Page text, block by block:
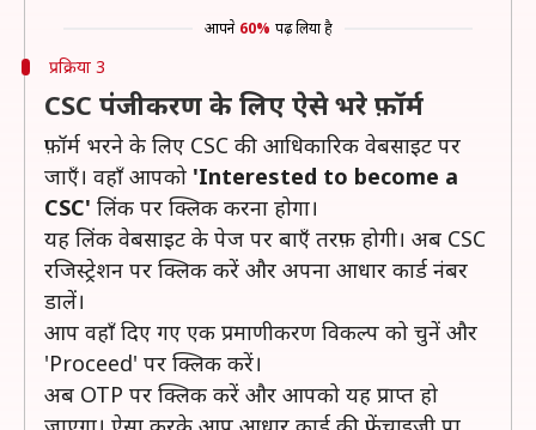
आपने 60% पढ़ लिया है
प्रक्रिया 3
CSC पंजीकरण के लिए ऐसे भरे फ़ॉर्म
फ़ॉर्म भरने के लिए CSC की आधिकारिक वेबसाइट पर
जाएँ। वहाँ आपको 'Interested to become a
CSC' लिंक पर क्लिक करना होगा।
यह लिंक वेबसाइट के पेज पर बाएँ तरफ़ होगी। अब CSC
रजिस्ट्रेशन पर क्लिक करें और अपना आधार कार्ड नंबर
डालें।
आप वहाँ दिए गए एक प्रमाणीकरण विकल्प को चुनें और
'Proceed' पर क्लिक करें।
अब OTP पर क्लिक करें और आपको यह प्राप्त हो